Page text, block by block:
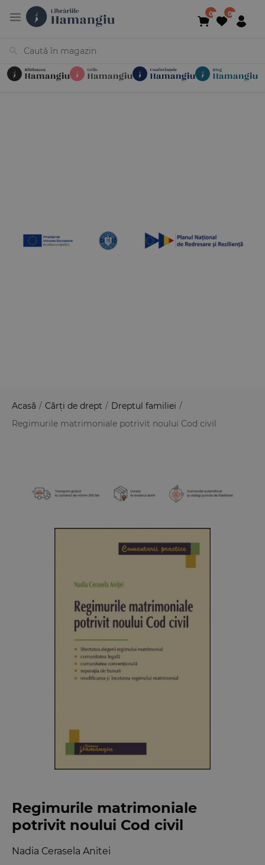
Acasă / Cărți de drept / Dreptul familiei /
Regimurile matrimoniale potrivit noului Cod civil
Regimurile matrimoniale
potrivit noului Cod civil
Nadia Cerasela Anitei